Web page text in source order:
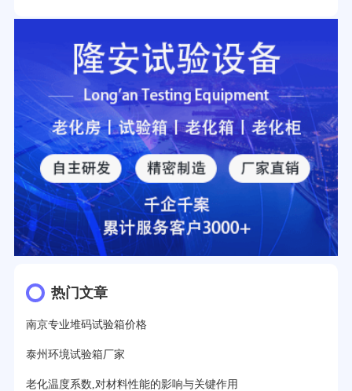
热门文章
南京专业堆码试验箱价格
泰州环境试验箱厂家
老化温度系数,对材料性能的影响与关键作用